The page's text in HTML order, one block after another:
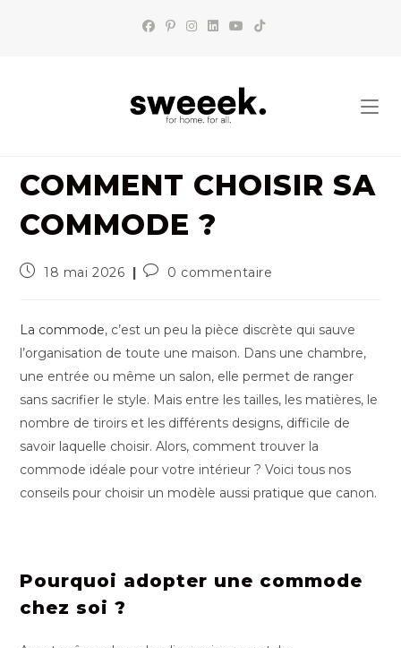
COMMENT CHOISIR SA
COMMODE ?
Publication
18 mai 2026
Commentaires
publication :
0 commentaire
La commode, c’est un peu la pièce discrète qui sauve
l’organisation de toute une maison. Dans une chambre,
une entrée ou même un salon, elle permet de ranger
sans sacrifier le style. Mais entre les tailles, les matières, le
nombre de tiroirs et les différents designs, difficile de
savoir laquelle choisir. Alors, comment trouver la
commode idéale pour votre intérieur ? Voici tous nos
conseils pour choisir un modèle aussi pratique que canon.
Pourquoi adopter une commode
chez soi ?